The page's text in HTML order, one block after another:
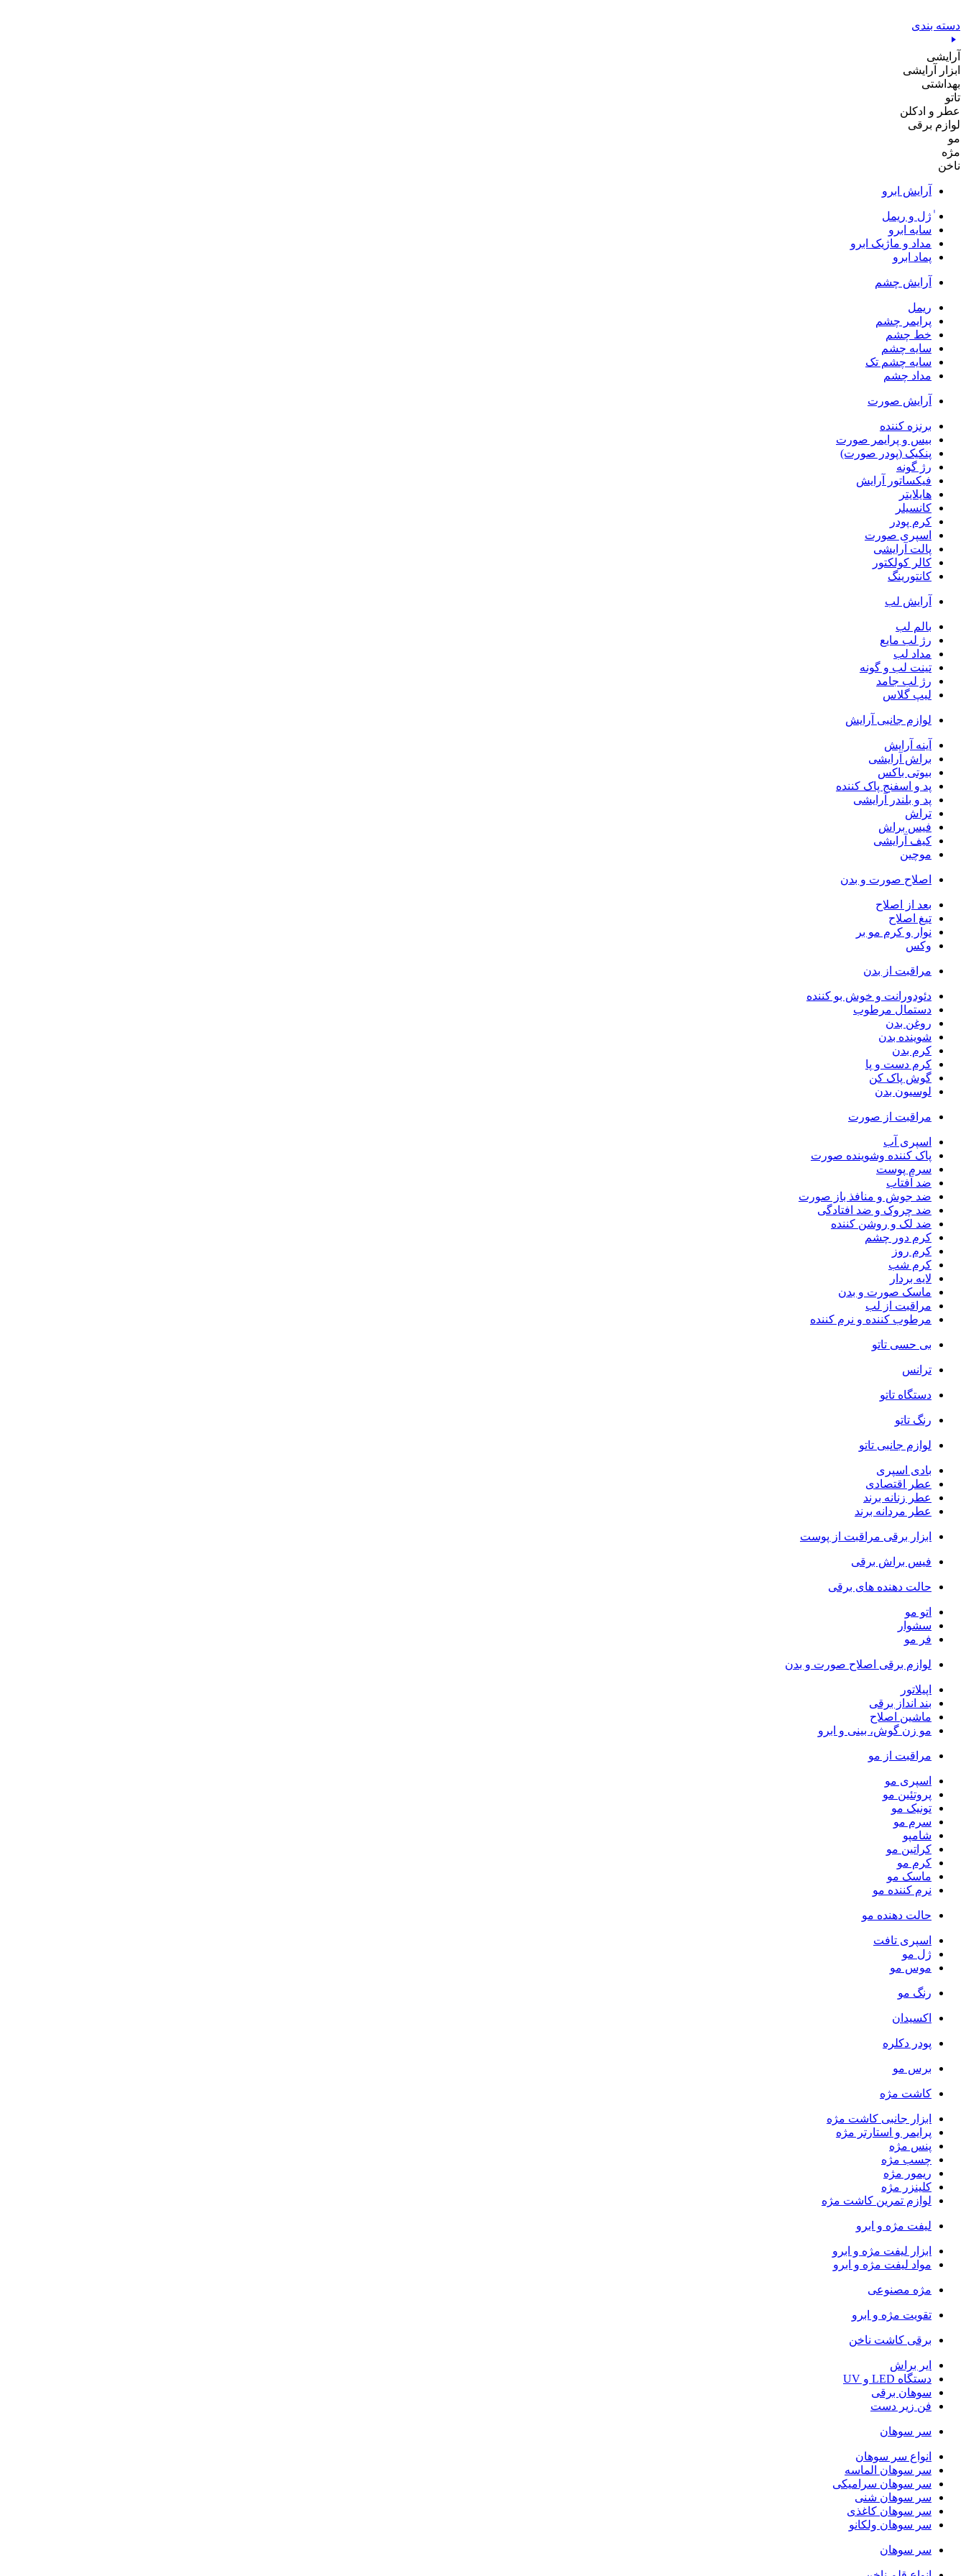
به
محتوا
دسته بندی
آرایشی
ابزار آرایشی
بهداشتی
تاتو
عطر و ادکلن
لوازم برقی
مو
مژه
ناخن
آرایش ابرو
ٰژل و ریمل
سایه ابرو
مداد و ماژیک ابرو
پماد ابرو
آرایش چشم
ریمل
پرایمر چشم
خط چشم
سایه چشم
سایه چشم تک
مداد چشم
آرایش صورت
برنزه کننده
بیس و پرایمر صورت
پنکیک (پودر صورت)
رژ گونه
فیکساتور آرایش
هایلایتر
کانسیلر
کرم پودر
اسپری صورت
پالت آرایشی
کالر کولکتور
کانتورینگ
آرایش لب
بالم لب
رژ لب مایع
مداد لب
تینت لب و گونه
رژ لب جامد
لیپ گلاس
لوازم جانبی آرایش
آینه آرایش
براش آرایشی
بیوتی باکس
پد و اسفنج پاک کننده
پد و بلندر آرایشی
تراش
فیس براش
کیف آرایشی
موچین
اصلاح صورت و بدن
بعد از اصلاح
تیغ اصلاح
نوار و کرم مو بر
وکس
مراقبت از بدن
دئودورانت و خوش بو کننده
دستمال مرطوب
روغن بدن
شوینده بدن
کرم بدن
کرم دست و پا
گوش پاک کن
لوسیون بدن
مراقبت از صورت
اسپری آب
پاک کننده وشوینده صورت
سرم پوست
ضد آفتاب
ضد جوش و منافذ باز صورت
ضد چروک و ضد افتادگی
ضد لک و روشن کننده
کرم دور چشم
کرم روز
کرم شب
لایه بردار
ماسک صورت و بدن
مراقبت از لب
مرطوب کننده و نرم کننده
بی حسی تاتو
ترانس
دستگاه تاتو
رنگ تاتو
لوازم جانبی تاتو
بادی اسپری
عطر اقتصادی
عطر زنانه برند
عطر مردانه برند
ابزار برقی مراقبت از پوست
فیس براش برقی
حالت دهنده های برقی
اتو مو
سشوار
فر مو
لوازم برقی اصلاح صورت و بدن
اپیلاتور
بند انداز برقی
ماشین اصلاح
مو زن گوش، بینی و ابرو
مراقبت از مو
اسپری مو
پروتئین مو
تونیک مو
سرم مو
شامپو
کراتین مو
کرم مو
ماسک مو
نرم کننده مو
حالت دهنده مو
اسپری تافت
ژل مو
موس مو
رنگ مو
اکسیدان
پودر دکلره
برس مو
کاشت مژه
ابزار جانبی کاشت مژه
پرایمر و استارتر مژه
پنس مژه
چسب مژه
ریمور مژه
کلینزر مژه
لوازم تمرین کاشت مژه
لیفت مژه و ابرو
ابزار لیفت مژه و ابرو
مواد لیفت مژه و ابرو
مژه مصنوعی
تقویت مژه و ابرو
برقی کاشت ناخن
ایر براش
دستگاه LED و UV
سوهان برقی
فن زیر دست
سر سوهان
انواع سر سوهان
سر سوهان الماسه
سر سوهان سرامیکی
سر سوهان شنی
سر سوهان کاغذی
سر سوهان ولکانو
سر سوهان